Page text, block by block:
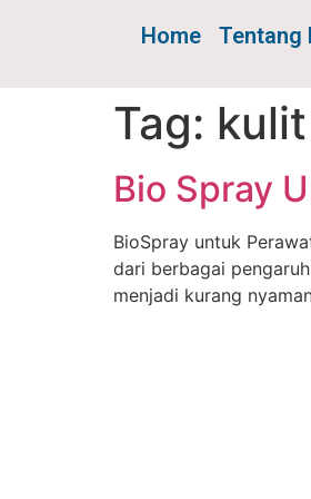
Home Tentang
Tag:
Bio Spray
BioSpray untuk
dari berbagai
menjadi kurang